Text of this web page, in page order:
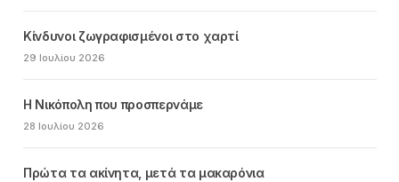
Κίνδυνοι ζωγραφισμένοι στο χαρτί
29 Ιουλίου 2026
Η Νικόπολη που προσπερνάμε
28 Ιουλίου 2026
Πρώτα τα ακίνητα, μετά τα μακαρόνια